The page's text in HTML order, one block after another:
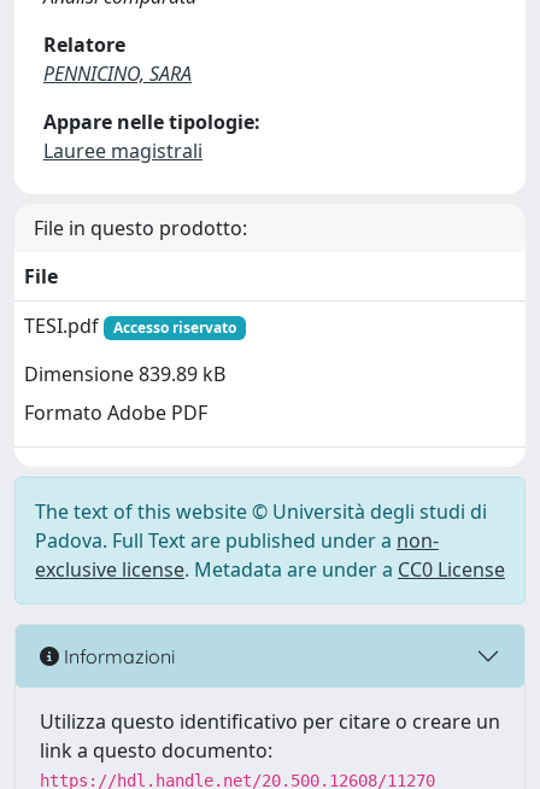
Relatore
PENNICINO, SARA
Appare nelle tipologie:
Lauree magistrali
File in questo prodotto:
File
TESI.pdf
Accesso riservato
Dimensione 839.89 kB
Formato Adobe PDF
The text of this website © Università degli studi di
Padova. Full Text are published under a non-
exclusive license. Metadata are under a CC0 License
Informazioni
Utilizza questo identificativo per citare o creare un
link a questo documento:
https://hdl.handle.net/20.500.12608/11270